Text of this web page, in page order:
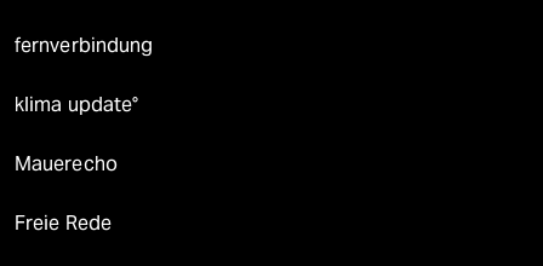
fernverbindung
klima update°
Mauerecho
Freie Rede